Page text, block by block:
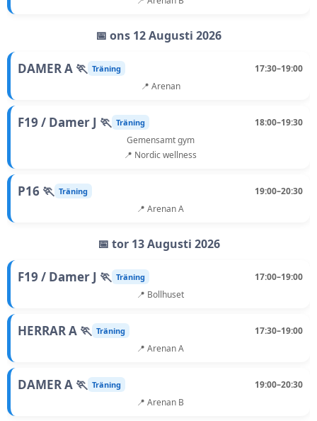
📅 ons 12 Augusti 2026
DAMER A 🏃 Träning
17:30–19:00
📍 Arenan
F19 / Damer J 🏃 Träning
18:00–19:30
Gemensamt gym
📍 Nordic wellness
P16 🏃 Träning
19:00–20:30
📍 Arenan A
📅 tor 13 Augusti 2026
F19 / Damer J 🏃 Träning
17:00–19:00
📍 Bollhuset
HERRAR A 🏃 Träning
17:30–19:00
📍 Arenan A
DAMER A 🏃 Träning
19:00–20:30
📍 Arenan B